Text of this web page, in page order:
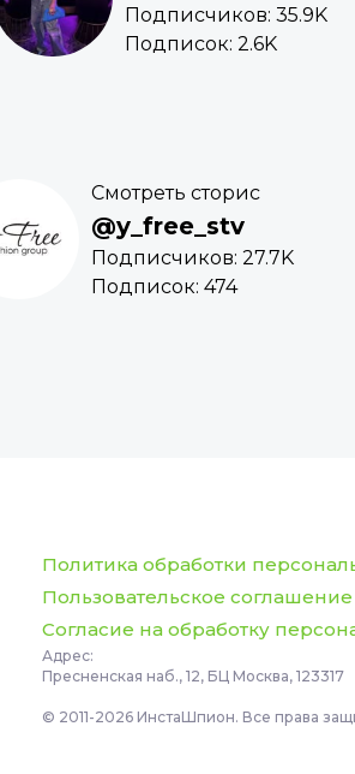
Подписчиков: 35.9K
Подписок: 2.6K
Смотреть сторис
@y_free_stv
Подписчиков: 27.7K
Подписок: 474
Политика обработки
Пользовательское соглашение
Согласие на обработку
Адрес:
Пресненская наб., 12, БЦ Москва, 123317
© 2011-2026 ИнстаШпион. Все права